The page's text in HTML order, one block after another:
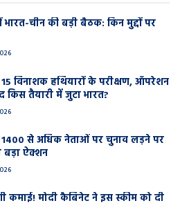
भारत-चीन की बड़ी बैठक: किन मुद्दों पर
विनाशक हथियारों के परीक्षण, ऑपरेशन
किस तैयारी में जुटा भारत?
1400 से अधिक नेताओं पर चुनाव लड़ने पर
बड़ा ऐक्शन
कमाई! मोदी कैबिनेट ने इस स्कीम को दी